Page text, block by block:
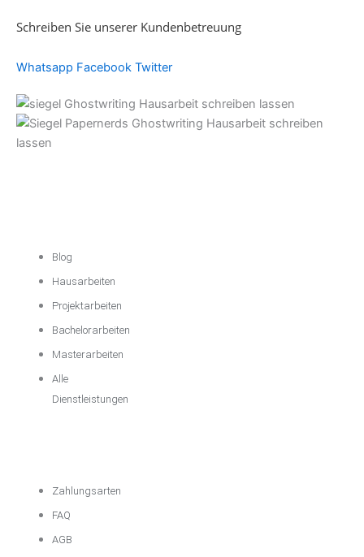
Schreiben Sie unserer Kundenbetreuung
Whatsapp Facebook Twitter
Blog
Hausarbeiten
Projektarbeiten
Bachelorarbeiten
Masterarbeiten
Alle
Dienstleistungen
Zahlungsarten
FAQ
AGB